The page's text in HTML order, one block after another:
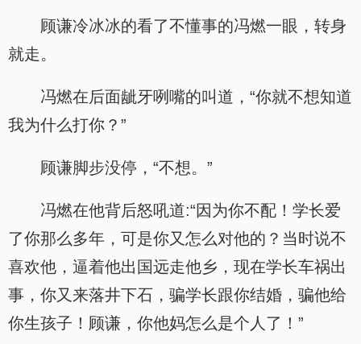
顾谦冷冰冰的看了不懂事的冯燃一眼，转身
就走。
冯燃在后面龇牙咧嘴的叫道，“你就不想知道
我为什么打你？”
顾谦脚步没停，“不想。”
冯燃在他背后怒吼道:“因为你不配！学长爱
了你那么多年，可是你又怎么对他的？当时说不
喜欢他，逼着他出国远走他乡，现在学长车祸出
事，你又来落井下石，骗学长跟你结婚，骗他给
你生孩子！顾谦，你他妈怎么是个人了！”